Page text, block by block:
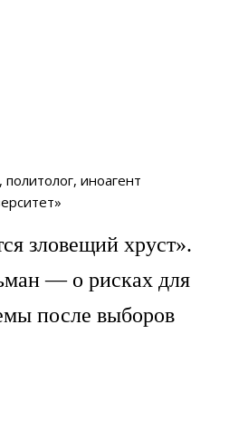
зловещий хруст».
— о рисках для
после выборов